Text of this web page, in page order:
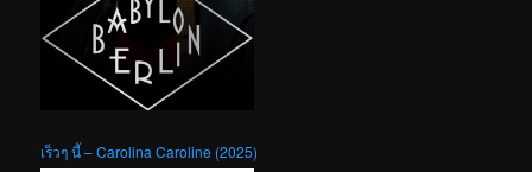
เร็วๆ นี้ – Carolina Caroline (2025)